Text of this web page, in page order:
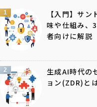
1
【入門】サ
味や仕組み、
者向けに解説
2
生成AI時代の
ョン(ZDR)と